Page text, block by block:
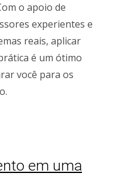
o apoio de
experientes e
reais, aplicar
é um ótimo
você para os
em uma